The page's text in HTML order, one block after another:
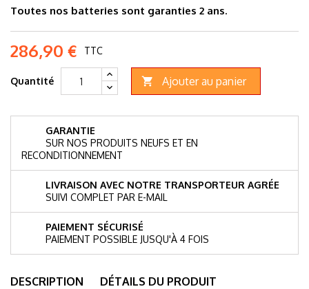
Toutes nos batteries sont garanties 2 ans.
286,90 € TTC
Quantité  Ajouter au panier
GARANTIE
SUR NOS PRODUITS NEUFS ET EN
RECONDITIONNEMENT
LIVRAISON AVEC NOTRE TRANSPORTEUR AGRÉE
SUIVI COMPLET PAR E-MAIL
PAIEMENT SÉCURISÉ
PAIEMENT POSSIBLE JUSQU'À 4 FOIS
DESCRIPTION DÉTAILS DU PRODUIT